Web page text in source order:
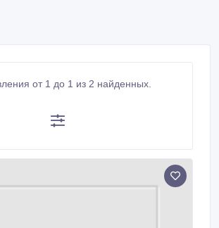
от 1 до 1 из 2 найденных.